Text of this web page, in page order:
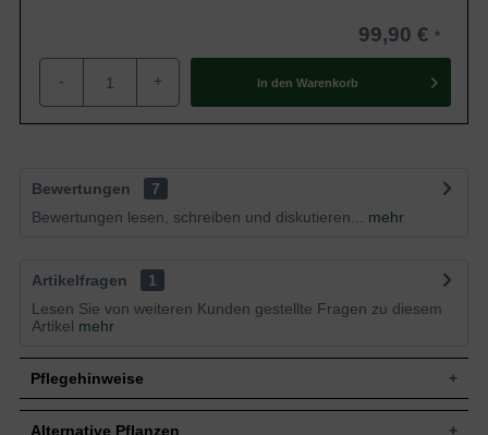
99,90 €
- + In den Warenkorb
Bewertungen
7
Bewertungen lesen, schreiben und diskutieren...
mehr
Artikelfragen
1
Lesen Sie von weiteren Kunden gestellte Fragen zu diesem
Artikel mehr
Pflegehinweise
Alternative Pflanzen